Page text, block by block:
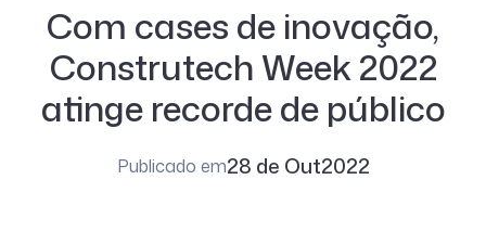
Com cases de inovação,
Construtech Week 2022
atinge recorde de público
Publicado em28 de Out2022